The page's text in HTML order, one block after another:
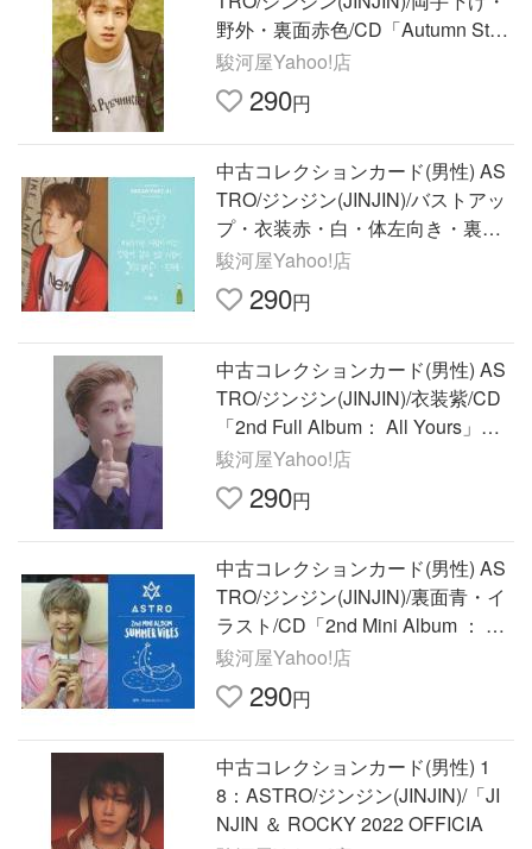
野外・裏面赤色/CD「Autumn Stor
y」(Red ver.)特典トレカ
駿河屋Yahoo!店
290円
中古コレクションカード(男性) AS
TRO/ジンジン(JINJIN)/バストアッ
プ・衣装赤・白・体左向き・裏面
水色/C
駿河屋Yahoo!店
290円
中古コレクションカード(男性) AS
TRO/ジンジン(JINJIN)/衣装紫/CD
「2nd Full Album： All Yours」タ
ワーレコード限定
駿河屋Yahoo!店
290円
中古コレクションカード(男性) AS
TRO/ジンジン(JINJIN)/裏面青・イ
ラスト/CD「2nd Mini Album ： Su
mmer Vibes
駿河屋Yahoo!店
290円
中古コレクションカード(男性) 1
8：ASTRO/ジンジン(JINJIN)/「JI
NJIN ＆ ROCKY 2022 OFFICIA